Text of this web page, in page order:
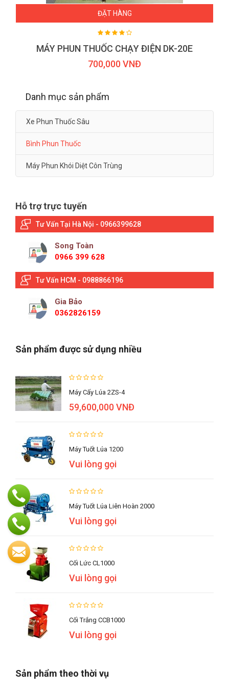
ĐẶT HÀNG
MÁY PHUN THUỐC CHẠY ĐIỆN DK-20E
700,000 VNĐ
Danh mục sản phẩm
Xe Phun Thuốc Sâu
Bình Phun Thuốc
Máy Phun Khói Diệt Côn Trùng
Hỗ trợ trực tuyến
Tư Vấn Tại Hà Nội - 0966399628
Song Toàn
0966 399 628
Tư Vấn HCM - 0988866196
Gia Bảo
0362826159
Sản phẩm được sử dụng nhiều
Máy Cấy Lúa 2ZS-4
59,600,000 VNĐ
Máy Tuốt Lúa 1200
Vui lòng gọi
Máy Tuốt Lúa Liên Hoàn 2000
Vui lòng gọi
Cối Lức CL1000
Vui lòng gọi
Cối Trắng CCB1000
Vui lòng gọi
Sản phẩm theo thời vụ